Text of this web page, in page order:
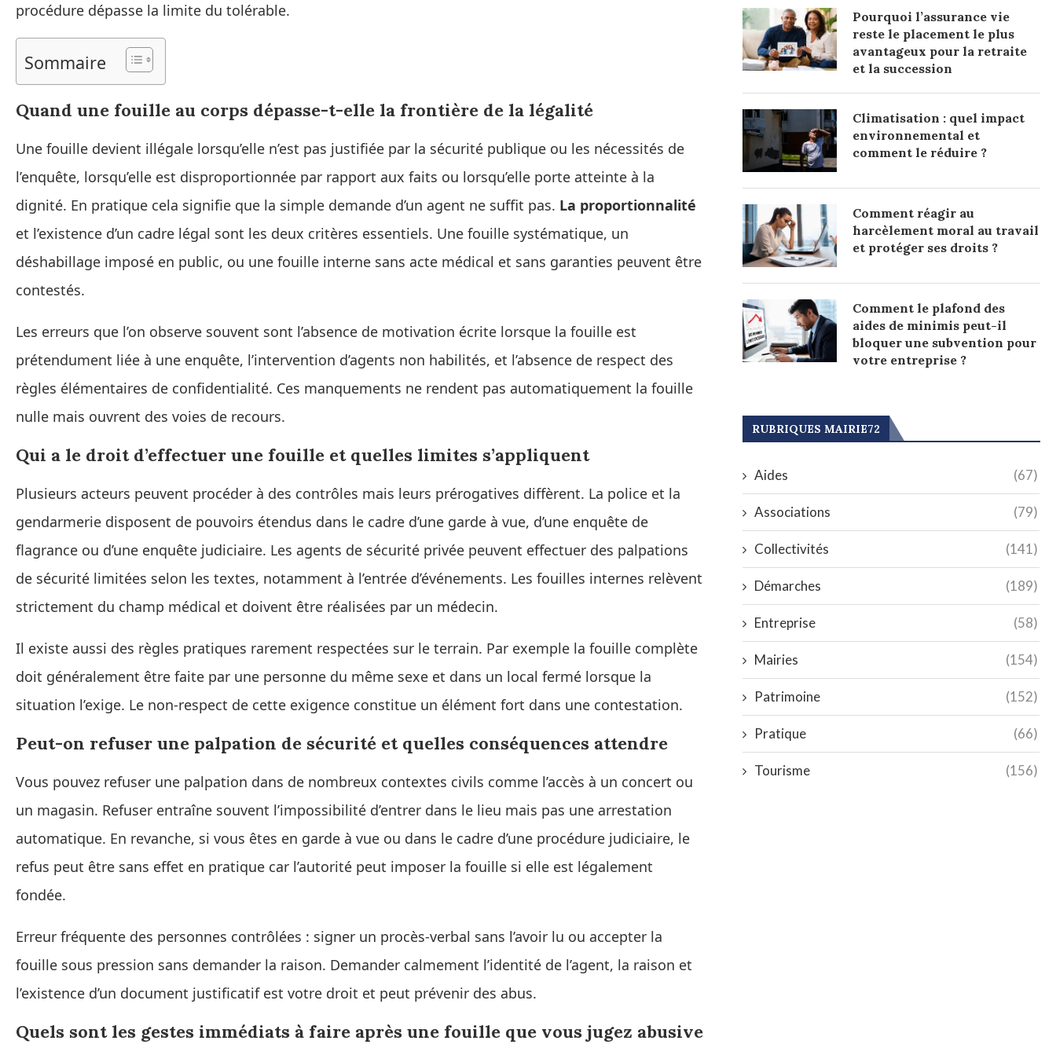
procédure dépasse la limite du tolérable.
Sommaire
Quand une fouille au corps dépasse-t-elle la frontière de la légalité
Une fouille devient illégale lorsqu’elle n’est pas justifiée par la sécurité publique ou les nécessités de
l’enquête, lorsqu’elle est disproportionnée par rapport aux faits ou lorsqu’elle porte atteinte à la
dignité. En pratique cela signifie que la simple demande d’un agent ne suffit pas. La proportionnalité
et l’existence d’un cadre légal sont les deux critères essentiels. Une fouille systématique, un
déshabillage imposé en public, ou une fouille interne sans acte médical et sans garanties peuvent être
contestés.
Les erreurs que l’on observe souvent sont l’absence de motivation écrite lorsque la fouille est
prétendument liée à une enquête, l’intervention d’agents non habilités, et l’absence de respect des
règles élémentaires de confidentialité. Ces manquements ne rendent pas automatiquement la fouille
nulle mais ouvrent des voies de recours.
Qui a le droit d’effectuer une fouille et quelles limites s’appliquent
Plusieurs acteurs peuvent procéder à des contrôles mais leurs prérogatives diffèrent. La police et la
gendarmerie disposent de pouvoirs étendus dans le cadre d’une garde à vue, d’une enquête de
flagrance ou d’une enquête judiciaire. Les agents de sécurité privée peuvent effectuer des palpations
de sécurité limitées selon les textes, notamment à l’entrée d’événements. Les fouilles internes relèvent
strictement du champ médical et doivent être réalisées par un médecin.
Il existe aussi des règles pratiques rarement respectées sur le terrain. Par exemple la fouille complète
doit généralement être faite par une personne du même sexe et dans un local fermé lorsque la
situation l’exige. Le non-respect de cette exigence constitue un élément fort dans une contestation.
Peut-on refuser une palpation de sécurité et quelles conséquences attendre
Vous pouvez refuser une palpation dans de nombreux contextes civils comme l’accès à un concert ou
un magasin. Refuser entraîne souvent l’impossibilité d’entrer dans le lieu mais pas une arrestation
automatique. En revanche, si vous êtes en garde à vue ou dans le cadre d’une procédure judiciaire, le
refus peut être sans effet en pratique car l’autorité peut imposer la fouille si elle est légalement
fondée.
Erreur fréquente des personnes contrôlées : signer un procès-verbal sans l’avoir lu ou accepter la
fouille sous pression sans demander la raison. Demander calmement l’identité de l’agent, la raison et
l’existence d’un document justificatif est votre droit et peut prévenir des abus.
Quels sont les gestes immédiats à faire après une fouille que vous jugez abusive
Pourquoi l’assurance vie
reste le placement le plus
avantageux pour la retraite
et la succession
Climatisation : quel impact
environnemental et
comment le réduire ?
Comment réagir au
harcèlement moral au travail
et protéger ses droits ?
Comment le plafond des
aides de minimis peut-il
bloquer une subvention pour
votre entreprise ?
RUBRIQUES MAIRIE72
Aides (67)
Associations (79)
Collectivités (141)
Démarches (189)
Entreprise (58)
Mairies (154)
Patrimoine (152)
Pratique (66)
Tourisme (156)